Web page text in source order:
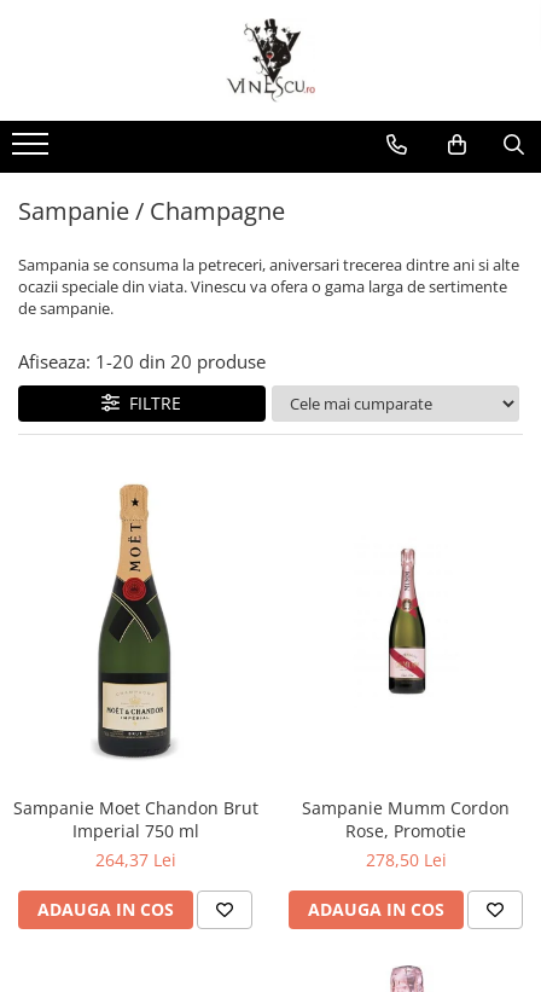
Vinuri Spumante
Sampanie / Champagne
Vinuri Rosii
Vinuri Albe
Vinuri Rose
Vinuri seci
Vinuri demiseci
Vinuri demidulci
Vinuri dupa provenienta
Vinuri Rosii
Vinuri Albe
Vinuri Rose
Vinuri pentru cadou
Vinuri de colectie/vechi
Vinuri personalizate
Cognac/Coniac/Armagnac/Vinarsuri
Vinarsuri
Cognac/Coniac/Armagnac
Ciocolata
Condimente
Ulei de masline
Cutii cadou vinuri
Sampanie / Champagne
Sampania se consuma la petreceri, aniversari trecerea dintre ani si alte
ocazii speciale din viata. Vinescu va ofera o gama larga de sertimente
de sampanie.
Afiseaza: 1-20 din 20 produse
FILTRE
Sampanie Moet Chandon Brut
Imperial 750 ml
264,37 Lei
ADAUGA IN COS
Sampanie Mumm Cordon
Rose, Promotie
278,50 Lei
ADAUGA IN COS